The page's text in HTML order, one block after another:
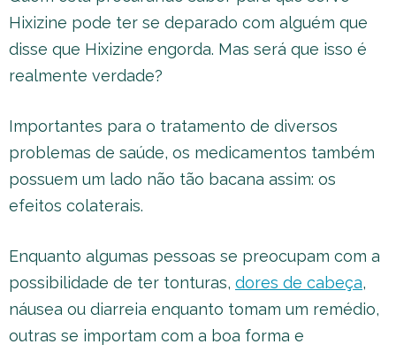
Hixizine pode ter se deparado com alguém que
disse que Hixizine engorda. Mas será que isso é
realmente verdade?
Importantes para o tratamento de diversos
problemas de saúde, os medicamentos também
possuem um lado não tão bacana assim: os
efeitos colaterais.
Enquanto algumas pessoas se preocupam com a
possibilidade de ter tonturas, dores de cabeça,
náusea ou diarreia enquanto tomam um remédio,
outras se importam com a boa forma e